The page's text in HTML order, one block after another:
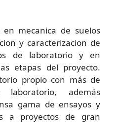
en mecanica de suelos
y caracterizacion de
de laboratorio y en
etapas del proyecto.
propio con más de
además
gama de ensayos y
a proyectos de gran